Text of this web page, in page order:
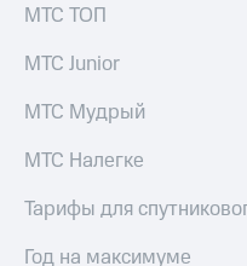
МТС ТОП
МТС Junior
МТС Мудрый
МТС Налегке
Тарифы для
Год на максимуме